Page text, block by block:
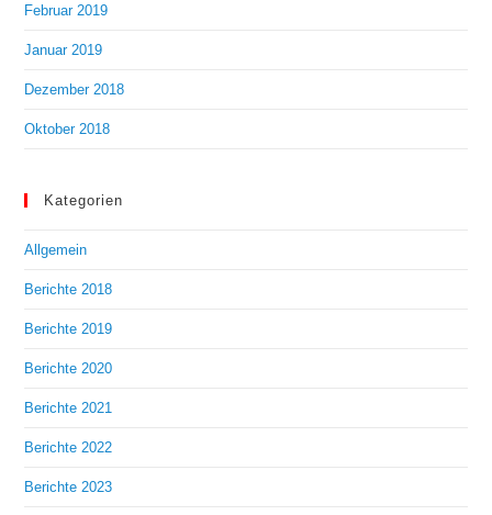
Februar 2019
Januar 2019
Dezember 2018
Oktober 2018
Kategorien
Allgemein
Berichte 2018
Berichte 2019
Berichte 2020
Berichte 2021
Berichte 2022
Berichte 2023